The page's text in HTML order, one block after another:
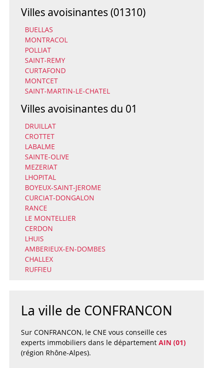
Villes avoisinantes (01310)
BUELLAS
MONTRACOL
POLLIAT
SAINT-REMY
CURTAFOND
MONTCET
SAINT-MARTIN-LE-CHATEL
Villes avoisinantes du 01
DRUILLAT
CROTTET
LABALME
SAINTE-OLIVE
MEZERIAT
LHOPITAL
BOYEUX-SAINT-JEROME
CURCIAT-DONGALON
RANCE
LE MONTELLIER
CERDON
LHUIS
AMBERIEUX-EN-DOMBES
CHALLEX
RUFFIEU
La ville de CONFRANCON
Sur CONFRANCON, le CNE vous conseille ces
experts immobiliers dans le département AIN (01)
(région Rhône-Alpes).